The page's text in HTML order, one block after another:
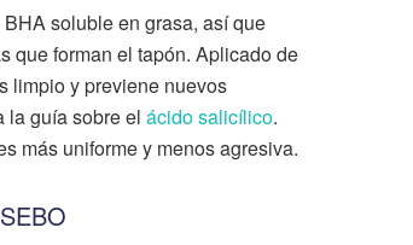
soluble en grasa, así que
que forman el tapón. Aplicado de
limpio y previene nuevos
la guía sobre el ácido salicílico.
más uniforme y menos agresiva.